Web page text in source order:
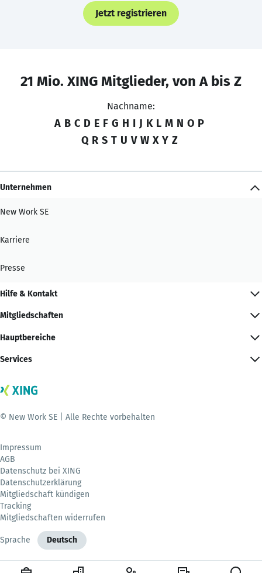
Jetzt registrieren
21 Mio. XING Mitglieder, von A bis Z
Nachname:
A B C D E F G H I J K L M N O P
Q R S T U V W X Y Z
Unternehmen
New Work SE
Karriere
Presse
Hilfe & Kontakt
Mitgliedschaften
Hauptbereiche
Services
© New Work SE | Alle Rechte vorbehalten
Impressum
AGB
Datenschutz bei XING
Datenschutzerklärung
Mitgliedschaft kündigen
Tracking
Mitgliedschaften widerrufen
Sprache Deutsch